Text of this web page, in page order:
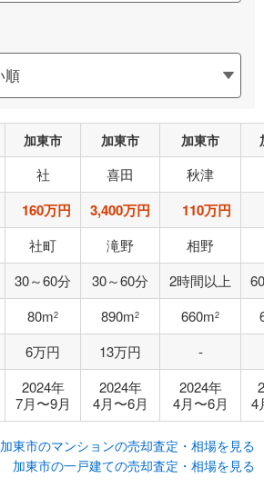
加東市 加東市 加東市
社 喜田 秋津
160万円 3,400万円 110万円
社町 滝野 相野
30～60分 30～60分 2時間以上
80m2 890m2 660m2
6万円 13万円 -
2024年
7月〜9月
2024年
4月〜6月
2024年
4月〜6月
4
加東市のマンションの売却査定・相場を見る
加東市の一戸建ての売却査定・相場を見る